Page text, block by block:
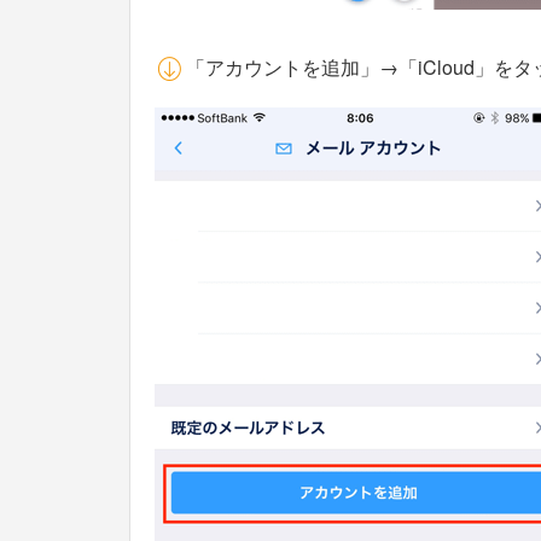
「アカウントを追加」→「iCloud」をタ